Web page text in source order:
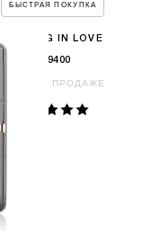
БЫСТРАЯ ПОКУПКА
ROLLING IN LOVE
$29400
СКОРО В ПРОДАЖЕ